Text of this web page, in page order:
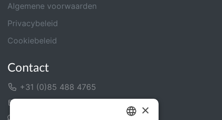
Algemene voorwaarden
Privacybeleid
Cookiebeleid
Contact
+31 (0)85 488 4765
×